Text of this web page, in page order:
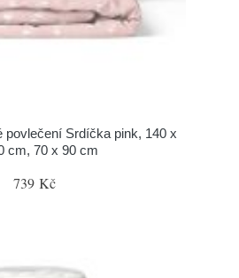
povlečení Srdíčka pink, 140 x
cm, 70 x 90 cm
739 Kč